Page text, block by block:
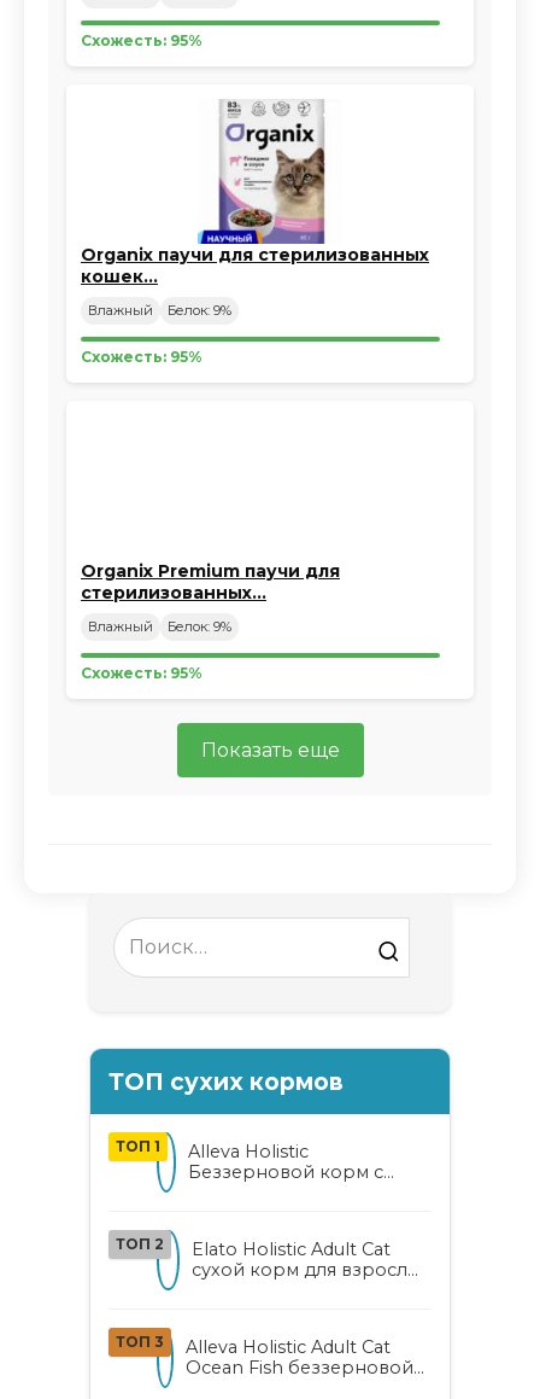
Схожесть: 95%
Organix паучи для стерилизованных
кошек…
Влажный Белок: 9%
Схожесть: 95%
Organix Premium паучи для
стерилизованных…
Влажный Белок: 9%
Схожесть: 95%
Показать еще
Search
for:
ТОП сухих кормов
ТОП 1
Alleva Holistic
Беззерновой корм с
ТОП 2
Elato Holistic Adult Cat
сухой корм для взрослых
ТОП 3
Alleva Holistic Adult Cat
Ocean Fish беззерновой